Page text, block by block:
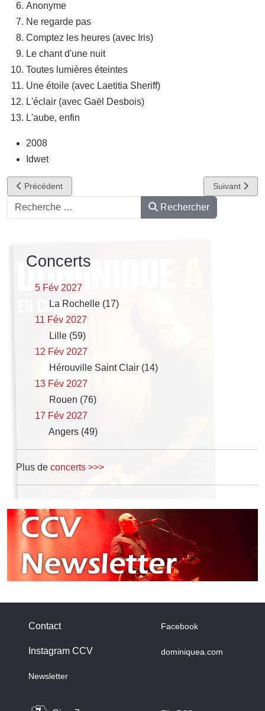
Anonyme
Ne regarde pas
Comptez les heures (avec Iris)
Le chant d'une nuit
Toutes lumières éteintes
Une étoile (avec Laetitia Sheriff)
L'éclair (avec Gaël Desbois)
L'aube, enfin
2008
Idwet
Article précédent : Ralbum - Ralbum
Précédent Article
Suivant
Rechercher Rechercher
Concerts
5 Fév 2027
La Rochelle (17)
11 Fév 2027
Lille (59)
12 Fév 2027
Hérouville Saint Clair (14)
13 Fév 2027
Rouen (76)
17 Fév 2027
Angers (49)
Plus de concerts >>>
Contact
Instagram CCV
Newsletter
Facebook
dominiquea.com